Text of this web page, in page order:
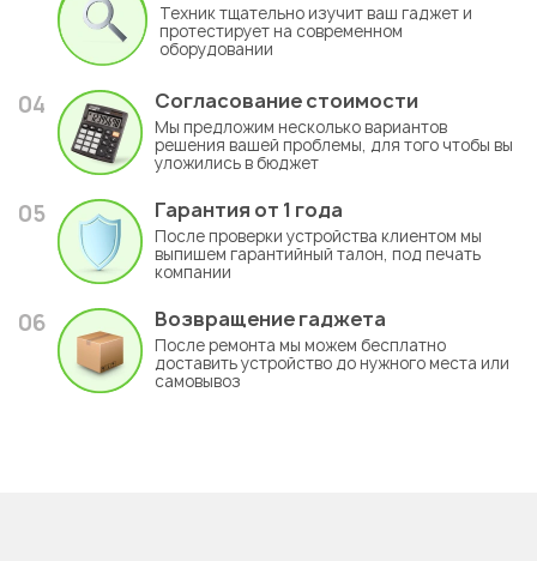
Техник тщательно изучит ваш гаджет и
протестирует на современном
оборудовании
04 Согласование стоимости
Мы предложим несколько вариантов
решения вашей проблемы, для того чтобы вы
уложились в бюджет
05 Гарантия от 1 года
После проверки устройства клиентом мы
выпишем гарантийный талон, под печать
компании
06 Возвращение гаджета
После ремонта мы можем бесплатно
доставить устройство до нужного места или
самовывоз